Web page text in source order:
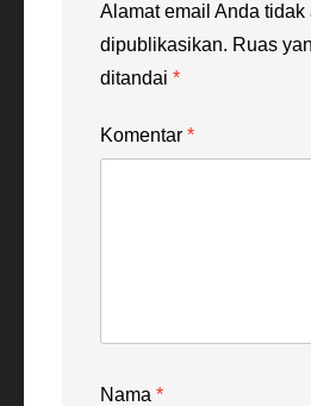
Alamat email Anda tidak
dipublikasikan. Ruas
ditandai *
Komentar *
Nama *